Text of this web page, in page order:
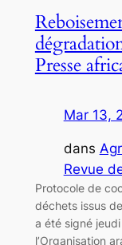
Presse
Mar 13,
dans
Revue
Protocole de
déchets issus
a été signé
l’Organisation